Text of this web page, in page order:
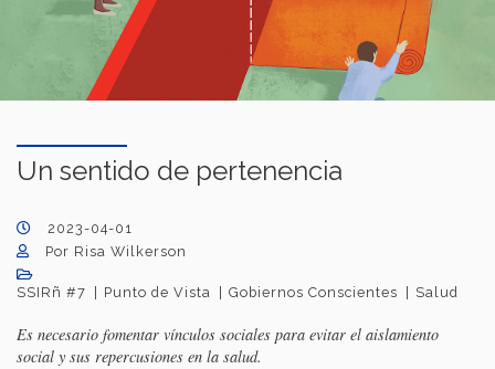
Un sentido de pertenencia
2023-04-01
Por Risa Wilkerson
SSIRñ #7 Punto de Vista Gobiernos Conscientes Salud
Es necesario fomentar vínculos sociales para evitar el aislamiento
social y sus repercusiones en la salud.